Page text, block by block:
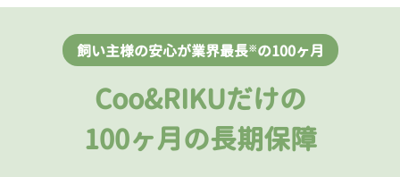
飼い主様の安心が業界最長※の100ヶ月
Coo&RIKUだけの
100ヶ月の長期保障